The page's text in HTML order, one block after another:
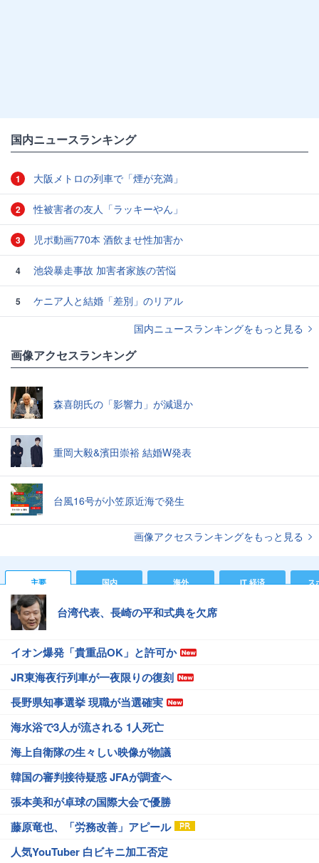
国内ニュースランキング
1 大阪メトロの列車で「煙が充満」
2 性被害者の友人「ラッキーやん」
3 児ポ動画770本 酒飲ませ性加害か
4 池袋暴走事故 加害者家族の苦悩
5
ケニア人と結婚「差別」のリアル
国内ニュースランキングをもっと見る
画像アクセスランキング
森喜朗氏の「影響力」が減退か
重岡大毅&濱田崇裕 結婚W発表
台風16号が小笠原近海で発生
画像アクセスランキングをもっと見る
主要 国内 海外 IT 経済 ス
台湾代表、長崎の平和式典を欠席
イオン爆発「貴重品OK」と許可か
JR東海夜行列車が一夜限りの復刻
長野県知事選挙 現職が当選確実
海水浴で3人が流される 1人死亡
海上自衛隊の生々しい映像が物議
韓国の審判接待疑惑 JFAが調査へ
張本美和が卓球の国際大会で優勝
藤原竜也、「労務改善」アピール
人気YouTuber 白ビキニ加工否定